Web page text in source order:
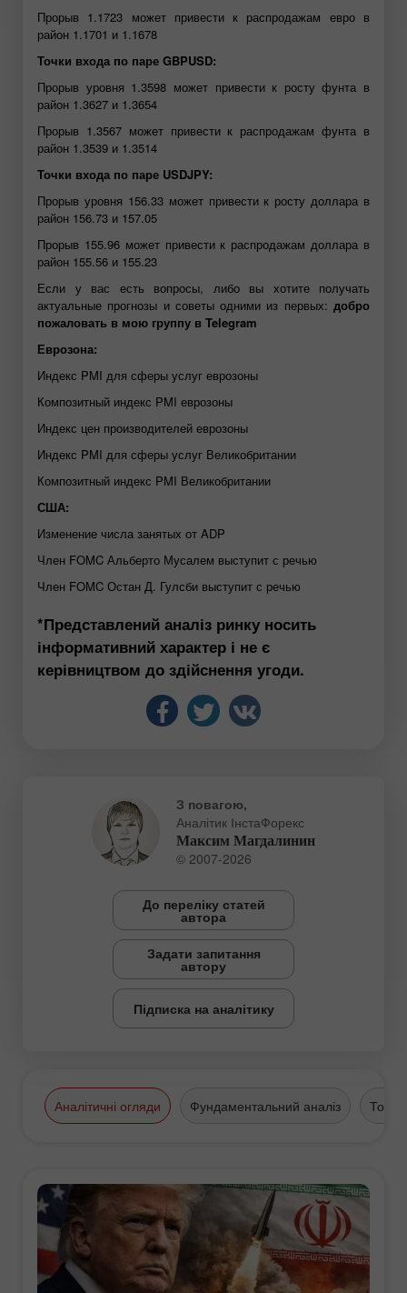
Прорыв 1.1723 может привести к распродажам евро в
район 1.1701 и 1.1678
Точки входа по паре GBPUSD:
Прорыв уровня 1.3598 может привести к росту фунта в
район 1.3627 и 1.3654
Прорыв 1.3567 может привести к распродажам фунта в
район 1.3539 и 1.3514
Точки входа по паре USDJPY:
Прорыв уровня 156.33 может привести к росту доллара в
район 156.73 и 157.05
Прорыв 155.96 может привести к распродажам доллара в
район 155.56 и 155.23
Если у вас есть вопросы, либо вы хотите получать
актуальные прогнозы и советы одними из первых: добро
пожаловать в мою группу в Telegram
Еврозона:
Индекс PMI для сферы услуг еврозоны
Композитный индекс PMI еврозоны
Индекс цен производителей еврозоны
Индекс PMI для сферы услуг Великобритании
Композитный индекс PMI Великобритании
США:
Изменение числа занятых от ADP
Член FOMC Альберто Мусалем выступит с речью
Член FOMC Остан Д. Гулсби выступит с речью
*Представлений аналіз ринку носить
інформативний характер і не є
керівництвом до здійснення угоди.
З повагою,
Аналітик ІнстаФорекс
Максим Магдалинин
© 2007-2026
До переліку статей
автора
Задати запитання
автору
Підписка на аналітику
Аналітичні огляди Фундаментальний аналіз